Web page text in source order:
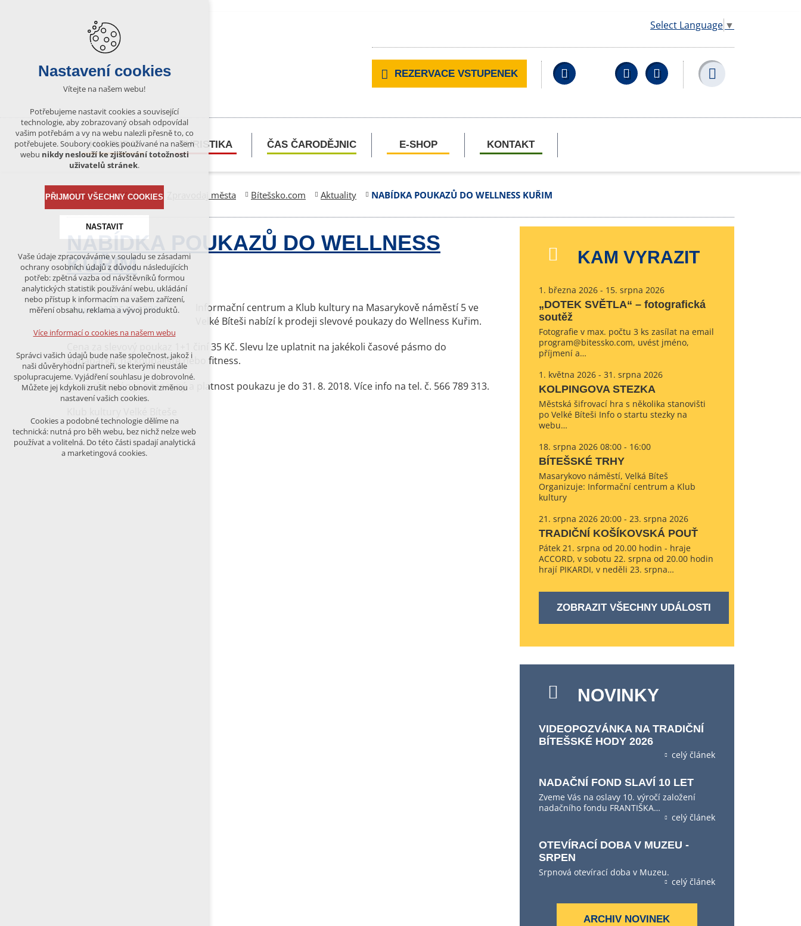
Select Language ▼
REZERVACE VSTUPENEK Facebook YouTubeWikipedia
KULTURA TURISTIKA ČAS ČARODĚJNIC E-SHOP KONTAKT
Bítešsko Kultura Zpravodaj města Bítešsko.com Aktuality NABÍDKA POUKAZŮ DO WELLNESS KUŘIM
NABÍDKA POUKAZŮ DO WELLNESS
KUŘIM
9.3.2018
Informační centrum a Klub kultury na Masarykově náměstí 5 ve
Velké Bíteši nabízí k prodeji slevové poukazy do Wellness Kuřim.
Cena za slevový poukaz 1+1 činí 35 Kč. Slevu lze uplatnit na jakékoli časové pásmo do
aquaparku, na koupaliště nebo fitness.
Slevový kupón je přenosný a platnost poukazu je do 31. 8. 2018. Více info na tel. č. 566 789 313.
KAM VYRAZIT
1. března 2026 - 15. srpna 2026
„DOTEK SVĚTLA“ – fotografická
soutěž
Fotografie v max. počtu 3 ks zasílat na email
program@bitessko.com, uvést jméno,
příjmení a…
1. května 2026 - 31. srpna 2026
KOLPINGOVA STEZKA
Městská šifrovací hra s několika stanovišti
po Velké Bíteši Info o startu stezky na
webu…
18. srpna 2026 08:00 - 16:00
BÍTEŠSKÉ TRHY
Masarykovo náměstí, Velká Bíteš
Organizuje: Informační centrum a Klub
kultury
21. srpna 2026 20:00 - 23. srpna 2026
TRADIČNÍ KOŠÍKOVSKÁ POUŤ
Pátek 21. srpna od 20.00 hodin - hraje
ACCORD, v sobotu 22. srpna od 20.00 hodin
hrají PIKARDI, v neděli 23. srpna…
ZOBRAZIT VŠECHNY UDÁLOSTI
NOVINKY
VIDEOPOZVÁNKA NA TRADIČNÍ
BÍTEŠSKÉ HODY 2026
celý článek
NADAČNÍ FOND SLAVÍ 10 LET
Zveme Vás na oslavy 10. výročí založení
nadačního fondu FRANTIŠKA…
celý článek
OTEVÍRACÍ DOBA V MUZEU -
SRPEN
Srpnová otevírací doba v Muzeu.
celý článek
ARCHIV NOVINEK
Nastavení cookies
Vítejte na našem webu!
Potřebujeme nastavit cookies a související
technologie, aby zobrazovaný obsah odpovídal
vašim potřebám a vy na webu nalezli přesně to, co
potřebujete. Soubory cookies používané na našem
webu nikdy neslouží ke zjišťování totožnosti
uživatelů stránek.
PŘIJMOUT VŠECHNY COOKIES
NASTAVIT
Technická cookies
nutná pro provozování webu
udržení kontextu stránek (session):
případná přihlášení, volby jazyka, apod.
analytická pro anonymizované
vyhodnocení návštěvnosti
marketingová cookies (Google)
Více informací o cookies na našem webu
ODMÍTNOUT VŠE
Vaše údaje zpracováváme v souladu se zásadami
ochrany osobních údajů z důvodu následujících
potřeb: zpětná vazba od návštěvníků formou
analytických statistik používání webu, ukládání
nebo přístup k informacím na vašem zařízení,
měření obsahu, reklama a vývoj produktů.
Více informací o cookies na našem webu
Správci vašich údajů bude naše společnost, jakož i
naši důvěryhodní partneři, se kterými neustále
spolupracujeme. Vyjádření souhlasu je dobrovolné.
Můžete jej kdykoli zrušit nebo obnovit změnou
nastavení vašich cookies.
Cookies a podobné technologie dělíme na
technická: nutná pro běh webu, bez nichž nelze web
používat a volitelná. Do této části spadají analytická
a marketingová cookies.